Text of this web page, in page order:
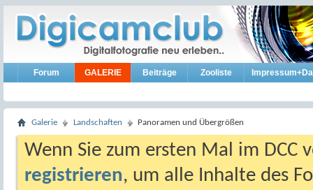
Forum GALERIE Beiträge Zooliste
Galerie Landschaften Panoramen und Übergrößen
Wenn Sie zum ersten Mal im DCC
registrieren, um alle Inhalte des